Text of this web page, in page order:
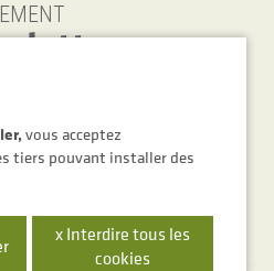
vous acceptez
tiers pouvant installer des
x Interdire tous les
cookies